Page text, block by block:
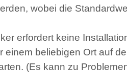
wobei die
erfordert keine
einem beliebigen Ort auf
(Es kann zu